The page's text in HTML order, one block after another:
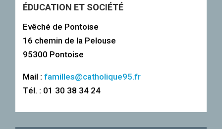
ÉDUCATION ET SOCIÉTÉ
Evêché de Pontoise
16 chemin de la Pelouse
95300 Pontoise
Mail : familles@catholique95.fr
Tél. : 01 30 38 34 24